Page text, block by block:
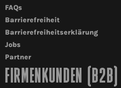
FAQs
Barrierefreiheit
Barrierefreiheitserklärung
Jobs
Partner
FIRMENKUNDEN (B2B)